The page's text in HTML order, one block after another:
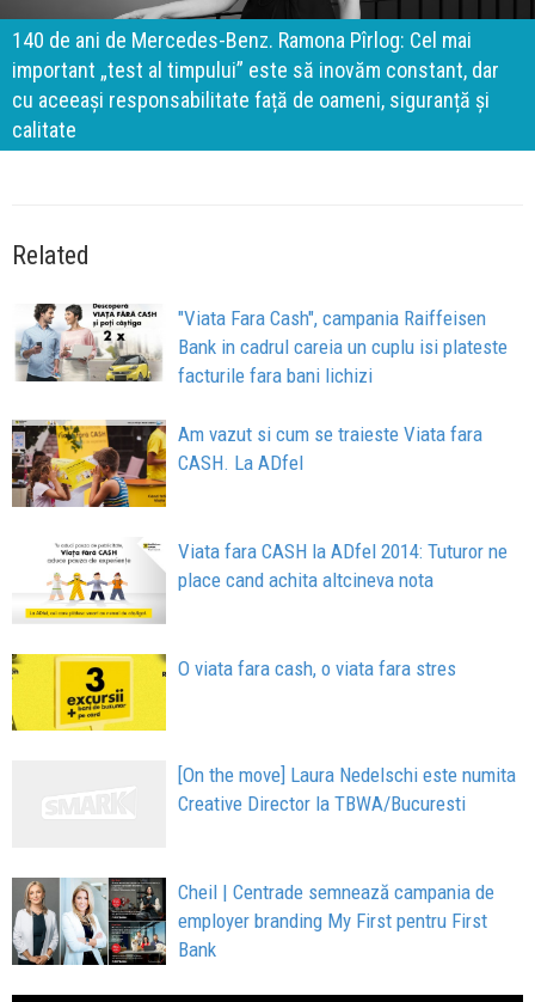
140 de ani de Mercedes-Benz. Ramona Pîrlog: Cel mai
important „test al timpului” este să inovăm constant, dar
cu aceeași responsabilitate față de oameni, siguranță și
calitate
Related
"Viata Fara Cash", campania Raiffeisen
Bank in cadrul careia un cuplu isi plateste
facturile fara bani lichizi
Am vazut si cum se traieste Viata fara
CASH. La ADfel
Viata fara CASH la ADfel 2014: Tuturor ne
place cand achita altcineva nota
O viata fara cash, o viata fara stres
[On the move] Laura Nedelschi este numita
Creative Director la TBWA/Bucuresti
Cheil | Centrade semnează campania de
employer branding My First pentru First
Bank